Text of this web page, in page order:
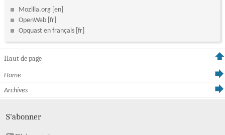
Mozilla.org
OpenWeb
Opquast en français
Haut de page
Home
Archives
S'abonner